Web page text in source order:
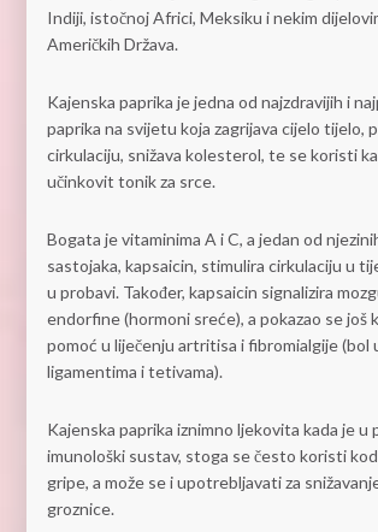
Indiji, istočnoj Africi, Meksiku i nekim
Američkih Država.
Kajenska paprika je jedna od najzdravijih i
paprika na svijetu koja zagrijava cijelo tijelo,
cirkulaciju, snižava kolesterol, te se koristi
učinkovit tonik za srce.
Bogata je vitaminima A i C, a jedan od
sastojaka, kapsaicin, stimulira cirkulaciju u
u probavi. Također, kapsaicin signalizira
endorfine (hormoni sreće), a pokazao se još
pomoć u liječenju artritisa i fibromialgije (bol
ligamentima i tetivama).
Kajenska paprika iznimno ljekovita kada je u
imunološki sustav, stoga se često koristi
gripe, a može se i upotrebljavati za
groznice.